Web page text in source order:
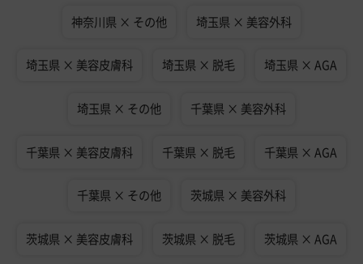
神奈川県 × その他 埼玉県 × 美容外科
埼玉県 × 美容皮膚科 埼玉県 × 脱毛 埼玉県 × AGA
埼玉県 × その他 千葉県 × 美容外科
千葉県 × 美容皮膚科 千葉県 × 脱毛 千葉県 × AGA
千葉県 × その他 茨城県 × 美容外科
茨城県 × 美容皮膚科 茨城県 × 脱毛 茨城県 × AGA